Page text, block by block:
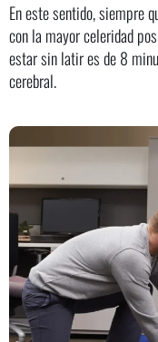
En este sentido, siempre
con la mayor celeridad
estar sin latir es de 8
cerebral.